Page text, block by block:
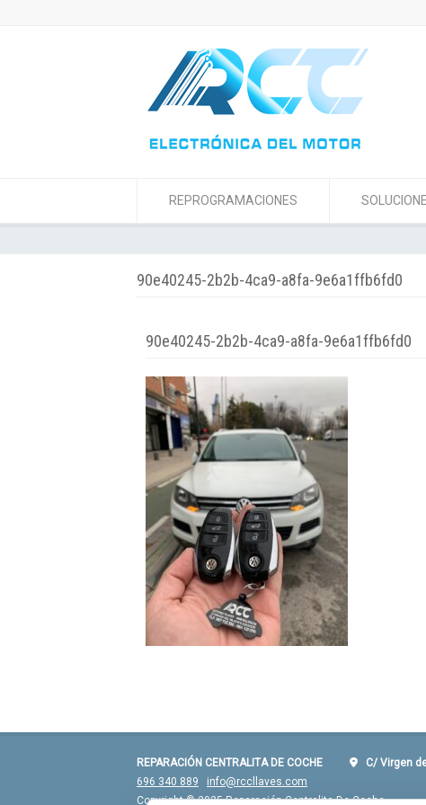
REPROGRAMACIONES
90e40245-2b2b-4ca9-a8fa-9e6a1ffb6fd0
90e40245-2b2b-4ca9-a8fa-9e6a1ffb6fd0
REPARACIÓN CENTRALITA DE COCHE
C/ Virgen
696 340 889
info@rccllaves.com
Copyright © 2025 Reparación Centralita De Coche